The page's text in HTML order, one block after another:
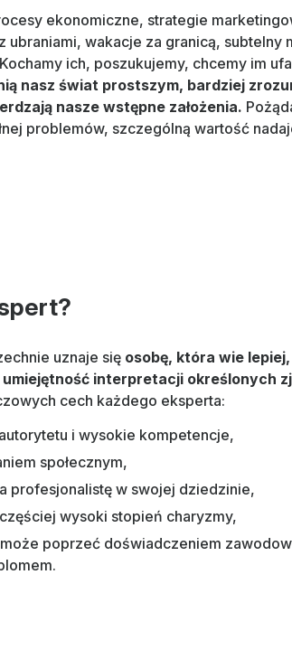
ekonomiczne, strategie
ubraniami, wakacje za granicą,
ich, poszukujemy, chcemy im
nasz świat prostszym, bardziej
nasze wstępne założenia.
problemów, szczególną wartość
uznaje się osobę, która wie
interpretacji określonych
cech każdego eksperta:
i wysokie kompetencje,
społecznym,
profesjonalistę w swojej dziedzinie,
wysoki stopień charyzmy,
poprzeć doświadczeniem